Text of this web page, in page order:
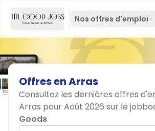
Nos offres d'emploi
OffresenArras
Consultez les dernières offres
Arras pour Août 2026 sur le
Goods
Rechercher par job, mot-clé ou